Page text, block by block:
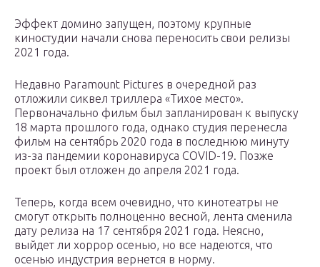
Эффект домино запущен, поэтому крупные
киностудии начали снова переносить свои релизы
2021 года.
Недавно Paramount Pictures в очередной раз
отложили сиквел триллера «Тихое место».
Первоначально фильм был запланирован к выпуску
18 марта прошлого года, однако студия перенесла
фильм на сентябрь 2020 года в последнюю минуту
из-за пандемии коронавируса COVID-19. Позже
проект был отложен до апреля 2021 года.
Теперь, когда всем очевидно, что кинотеатры не
смогут открыть полноценно весной, лента сменила
дату релиза на 17 сентября 2021 года. Неясно,
выйдет ли хоррор осенью, но все надеются, что
осенью индустрия вернется в норму.